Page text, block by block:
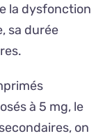
la dysfonction
sa durée
à 5 mg, le
on